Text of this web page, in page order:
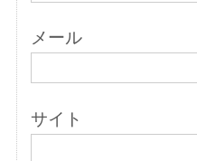
メール
サイト